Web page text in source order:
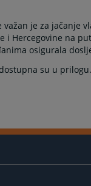
je za jačanje
Hercegovine na
osigurala
su u prilogu.